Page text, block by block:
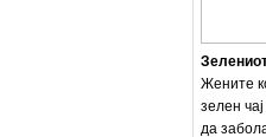
Жените
зелен
да